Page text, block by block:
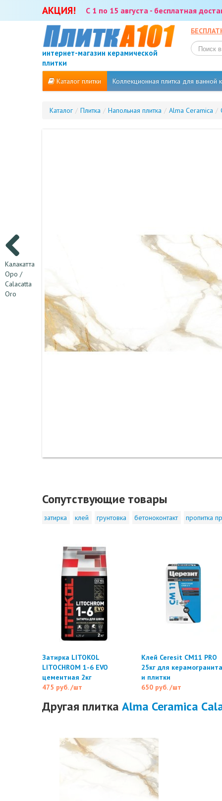
АКЦИЯ! С 1 по 15 августа - бесплатная
интернет-магазин керамической
плитки
Каталог плитки Коллекционная плитка для ванной
Каталог / Плитка / Напольная плитка / Alma Ceramica /
Калакатта
Оро /
Calacatta
Oro
Сопутствующие товары
затирка клей грунтовка бетоноконтакт пропитка
Затирка LITOKOL
LITOCHROM 1-6 EVO
цементная 2кг
475 руб./шт
Клей Ceresit CM11 PRO
25кг для керамогранита
и плитки
650 руб./шт
Другая плитка Alma Ceramica